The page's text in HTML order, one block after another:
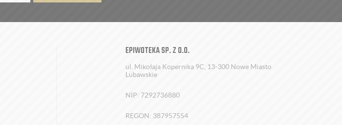
EPIWOTEKA SP. Z O.O.
ul. Mikołaja Kopernika 9C, 13-300 Nowe Miasto
Lubawskie
NIP: 7292736880
REGON: 387957554